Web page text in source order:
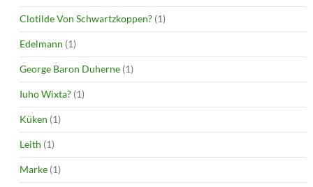
Clotilde Von Schwartzkoppen? (1)
Edelmann (1)
George Baron Duherne (1)
Iuho Wixta? (1)
Küken (1)
Leith (1)
Marke (1)